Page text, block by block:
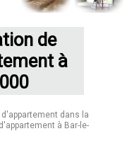
de
à
dans la
à Bar-le-